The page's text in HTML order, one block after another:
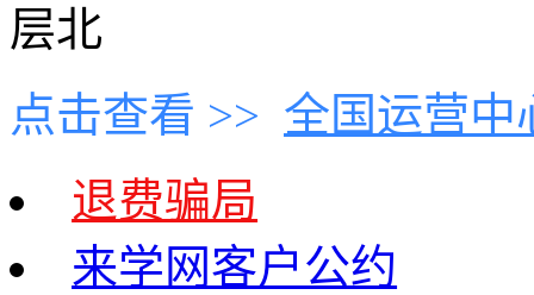
层北
点击查看 >> 全国运营中
退费骗局
来学网客户公约